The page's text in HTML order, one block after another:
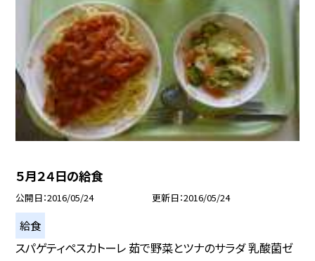
５月２４日の給食
公開日 2016/05/24 更新日 2016/05/24
給食
スパゲティペスカトーレ 茹で野菜とツナのサラダ 乳酸菌ゼ